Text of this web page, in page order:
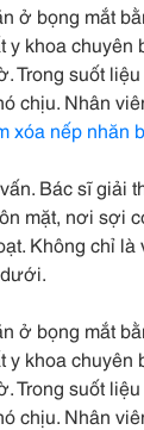
ở bọng mắt
khoa chuyên
suốt
chịu. Nhân
xóa nếp nhăn
Bác sĩ giải
mặt, nơi sợi
Không chỉ là
ở bọng mắt
khoa chuyên
suốt
chịu. Nhân